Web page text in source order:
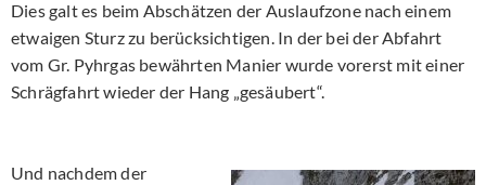
Dies galt es beim Abschätzen der Auslaufzone nach einem
etwaigen Sturz zu berücksichtigen. In der bei der Abfahrt
vom Gr. Pyhrgas bewährten Manier wurde vorerst mit einer
Schrägfahrt wieder der Hang „gesäubert“.
Und nachdem der